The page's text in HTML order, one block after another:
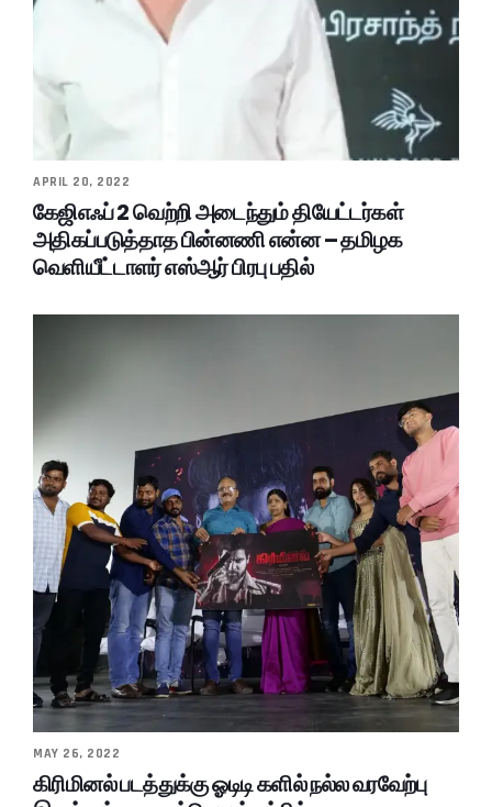
APRIL 20, 2022
கேஜிஎஃப் 2 வெற்றி அடைந்தும் தியேட்டர்கள்
அதிகப்படுத்தாத பின்னணி என்ன – தமிழக
வெளியீட்டாளர் எஸ்ஆர் பிரபு பதில்
MAY 26, 2022
கிரிமினல் படத்துக்கு ஓடிடி களில் நல்ல வரவேற்பு